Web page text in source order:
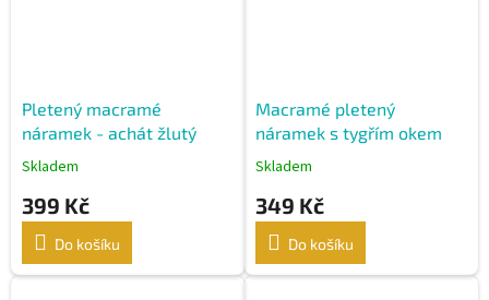
Pletený macramé
náramek - achát žlutý
Skladem
399 Kč
Do košíku
Macramé pletený
náramek s tygřím okem
Skladem
349 Kč
Do košíku